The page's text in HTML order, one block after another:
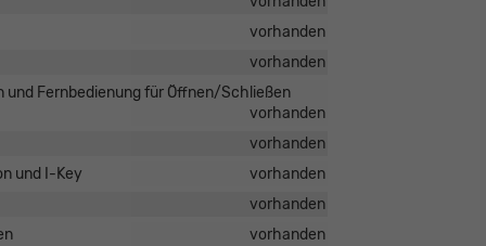
vorhanden
vorhanden
Fernbedienung für Öffnen/Schließen
vorhanden
vorhanden
und I-Key
vorhanden
vorhanden
vorhanden